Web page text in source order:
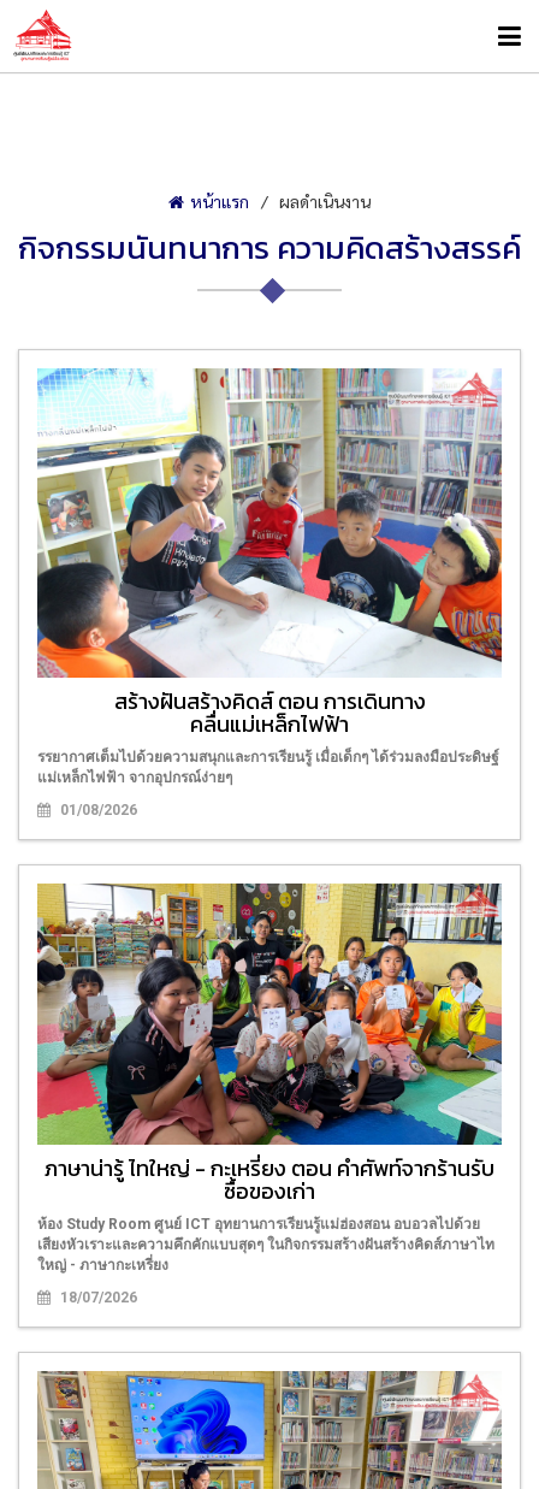
หน้าแรก ผลดำเนินงาน
กิจกรรมนันทนาการ ความคิดสร้างสรรค์
สร้างฝันสร้างคิดส์ ตอน การเดินทาง
คลื่นแม่เหล็กไฟฟ้า
รรยากาศเต็มไปด้วยความสนุกและการเรียนรู้ เมื่อเด็กๆ ได้ร่วมลงมือประดิษฐ์
แม่เหล็กไฟฟ้า จากอุปกรณ์ง่ายๆ
01/08/2026
ภาษาน่ารู้ ไทใหญ่ - กะเหรี่ยง ตอน คำศัพท์จากร้านรับ
ซื้อของเก่า
ห้อง Study Room ศูนย์ ICT อุทยานการเรียนรู้แม่ฮ่องสอน อบอวลไปด้วย
เสียงหัวเราะและความคึกคักแบบสุดๆ ในกิจกรรมสร้างฝันสร้างคิดส์ภาษาไท
ใหญ่ - ภาษากะเหรี่ยง
18/07/2026